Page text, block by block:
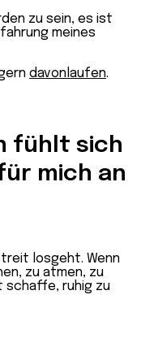
zu sein, es ist
meines
davonlaufen.
fühlt sich
mich an
losgeht. Wenn
zu atmen, zu
schaffe, ruhig zu